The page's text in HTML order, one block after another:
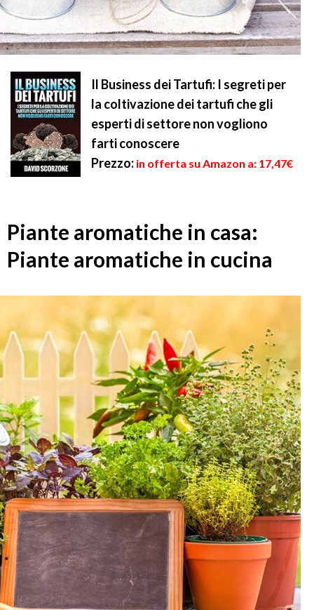
Il Business dei Tartufi: I segreti per
la coltivazione dei tartufi che gli
esperti di settore non vogliono
farti conoscere
Prezzo: in offerta su Amazon a: 17,47€
Piante aromatiche in casa:
Piante aromatiche in cucina